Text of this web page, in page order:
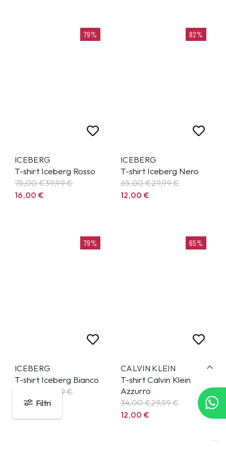
Filtri
79%
ICEBERG
T-shirt Iceberg Rosso
75,00 €39,99€
16,00€
82%
ICEBERG
T-shirt Iceberg Nero
65,00 €29,99€
12,00€
79%
ICEBERG
T-shirt Iceberg Bianco
39,99€
16,00€
65%
CALVIN KLEIN
T-shirt Calvin Klein
Azzurro
34,00 €29,99€
12,00€